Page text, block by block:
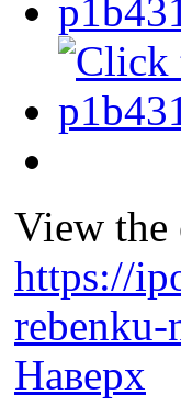
View the
https://
Наверх